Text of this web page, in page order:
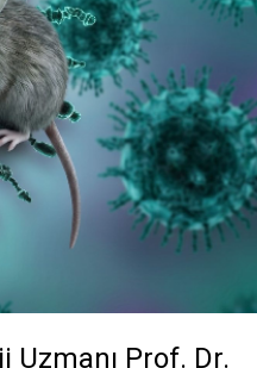
Uzmanı Prof. Dr.